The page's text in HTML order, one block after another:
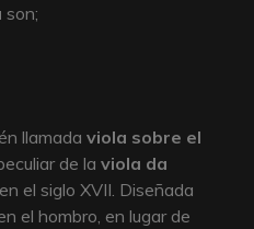
son;
llamada viola sobre el
de la viola da
el siglo XVII. Diseñada
el hombro, en lugar de